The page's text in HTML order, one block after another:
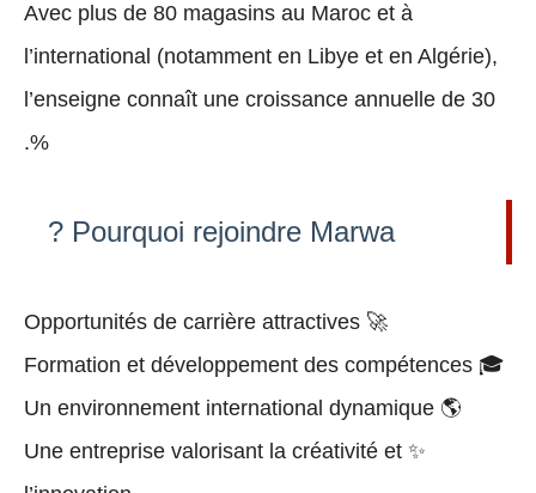
Avec plus de 80 magasins au Maroc et à
l’international (notamment en Libye et en Algérie),
l’enseigne connaît une croissance annuelle de 30
%
.
Pourquoi rejoindre Marwa ?
🚀
Opportunités de carrière attractives
🎓
Formation et développement des compétences
🌎
Un environnement international dynamique
✨
Une entreprise valorisant la créativité et